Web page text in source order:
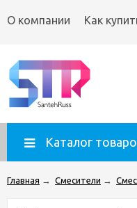
О компании Как
Каталог
Главная → Смесители →